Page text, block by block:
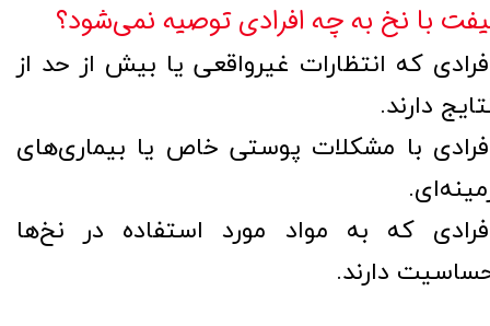
با نخ به چه افرادی توصیه نمی‌شود؟
که انتظارات غیرواقعی یا بیش از حد از
دارند.
با مشکلات پوستی خاص یا بیماری‌های
که به مواد مورد استفاده در نخ‌ها
دارند.